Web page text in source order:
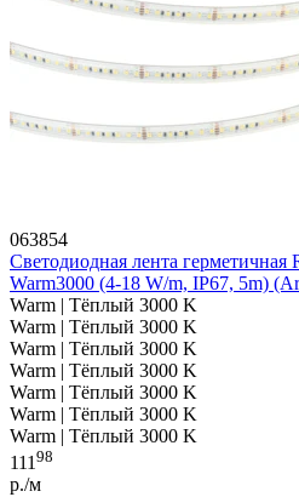
063854
Светодиодная лента
Warm3000 (4-18 W/m, IP67, 5m)
Warm | Тёплый 3000 K
Warm | Тёплый 3000 K
Warm | Тёплый 3000 K
Warm | Тёплый 3000 K
Warm | Тёплый 3000 K
Warm | Тёплый 3000 K
Warm | Тёплый 3000 K
11198
р./м